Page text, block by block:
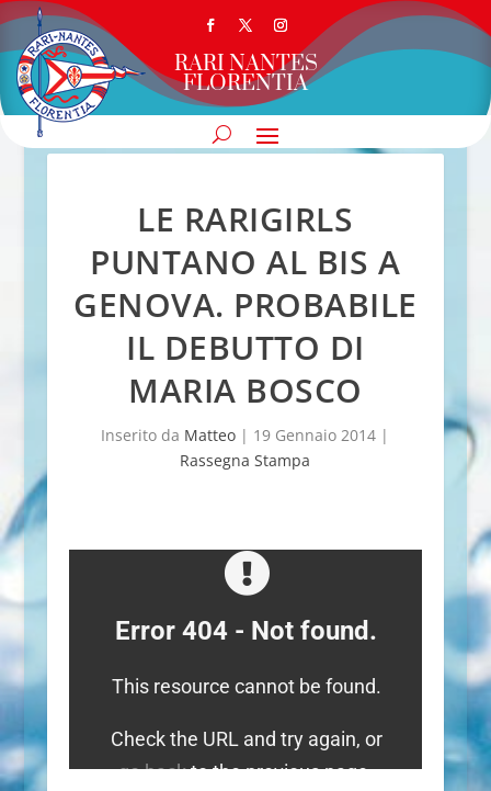
RARI NANTES
FLORENTIA
LE RARIGIRLS
PUNTANO AL BIS A
GENOVA. PROBABILE
IL DEBUTTO DI
MARIA BOSCO
Inserito da Matteo | 19 Gennaio 2014 |
Rassegna Stampa